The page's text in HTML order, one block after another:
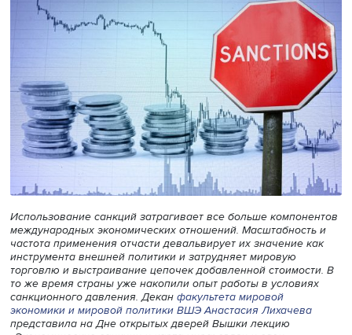
Использование санкций затрагивает все больше
международных экономических отношений.
частота применения отчасти девальвирует их значение